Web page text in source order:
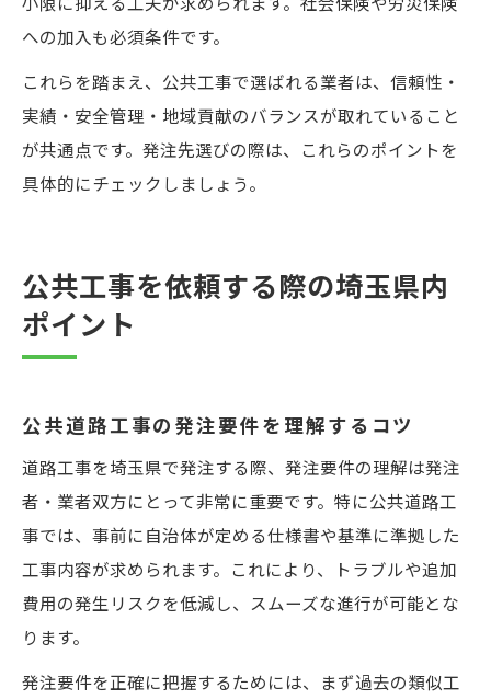
への加入も必須条件です。
これらを踏まえ、公共工事で選ばれる業者は、信頼性・
実績・安全管理・地域貢献のバランスが取れていること
が共通点です。発注先選びの際は、これらのポイントを
具体的にチェックしましょう。
公共工事を依頼する際の埼玉県内
ポイント
公共道路工事の発注要件を理解するコツ
道路工事を埼玉県で発注する際、発注要件の理解は発注
者・業者双方にとって非常に重要です。特に公共道路工
事では、事前に自治体が定める仕様書や基準に準拠した
工事内容が求められます。これにより、トラブルや追加
費用の発生リスクを低減し、スムーズな進行が可能とな
ります。
発注要件を正確に把握するためには、まず過去の類似工